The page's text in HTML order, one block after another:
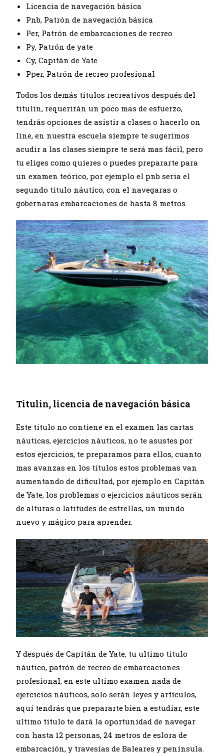
Licencia de navegación básica
Pnb, Patrón de navegación básica
Per, Patrón de embarcaciones de recreo
Py, Patrón de yate
Cy, Capitán de Yate
Pper, Patrón de recreo profesional
Todos los demás títulos recreativos después del
titulin, requerirán un poco mas de esfuerzo,
tendrás opciones de asistir a clases o hacerlo on
line, en nuestra escuela siempre te sugerimos
acudir a las clases siempre te será mas fácil, pero
tu eliges como quieres o puedes prepararte para
un examen teórico, por ejemplo el pnb seria el
segundo titulo náutico, con el navegaras o
gobernaras embarcaciones de hasta 8 metros.
Titulin, licencia de navegación básica
Este titulo no contiene en el examen las cartas
náuticas, ejercicios náuticos, no te asustes por
estos ejercicios, te preparamos para ellos, cuanto
mas avanzas en los títulos estos problemas van
aumentando de dificultad, por ejemplo en Capitán
de Yate, los problemas o ejercicios náuticos serán
de alturas o latitudes de estrellas, un mundo
nuevo y mágico para aprender.
Y después de Capitán de Yate, tu ultimo titulo
náutico, patrón de recreo de embarcaciones
profesional, en este ultimo examen nada de
ejercicios náuticos, solo serán leyes y artículos,
aquí tendrás que prepararte bien a estudiar, este
ultimo titulo te dará la oportunidad de navegar
con hasta 12 personas, 24 metros de eslora de
embarcación, y travesías de Baleares y península.